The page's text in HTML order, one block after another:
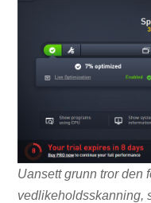
Uansett grunn tror den
vedlikeholdsskanning,